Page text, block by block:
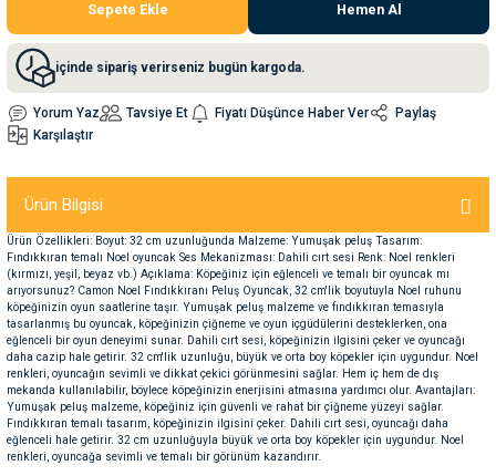
Su Kabları
Kemikleri
Seyahat Ürünleri
Sepete Ekle Hemen Al
içinde sipariş verirseniz bugün kargoda.
Yorum Yaz Tavsiye Et Fiyatı Düşünce Haber Ver
Paylaş
Karşılaştır
Ürün Bilgisi
Ürün Özellikleri: Boyut: 32 cm uzunluğunda Malzeme: Yumuşak peluş Tasarım:
Fındıkkıran temalı Noel oyuncak Ses Mekanizması: Dahili cırt sesi Renk: Noel renkleri
(kırmızı, yeşil, beyaz vb.) Açıklama: Köpeğiniz için eğlenceli ve temalı bir oyuncak mı
arıyorsunuz? Camon Noel Fındıkkıranı Peluş Oyuncak, 32 cm'lik boyutuyla Noel ruhunu
köpeğinizin oyun saatlerine taşır. Yumuşak peluş malzeme ve fındıkkıran temasıyla
tasarlanmış bu oyuncak, köpeğinizin çiğneme ve oyun içgüdülerini desteklerken, ona
eğlenceli bir oyun deneyimi sunar. Dahili cırt sesi, köpeğinizin ilgisini çeker ve oyuncağı
daha cazip hale getirir. 32 cm'lik uzunluğu, büyük ve orta boy köpekler için uygundur. Noel
renkleri, oyuncağın sevimli ve dikkat çekici görünmesini sağlar. Hem iç hem de dış
mekanda kullanılabilir, böylece köpeğinizin enerjisini atmasına yardımcı olur. Avantajları:
Yumuşak peluş malzeme, köpeğiniz için güvenli ve rahat bir çiğneme yüzeyi sağlar.
Fındıkkıran temalı tasarım, köpeğinizin ilgisini çeker. Dahili cırt sesi, oyuncağı daha
eğlenceli hale getirir. 32 cm uzunluğuyla büyük ve orta boy köpekler için uygundur. Noel
renkleri, oyuncağa sevimli ve temalı bir görünüm kazandırır.